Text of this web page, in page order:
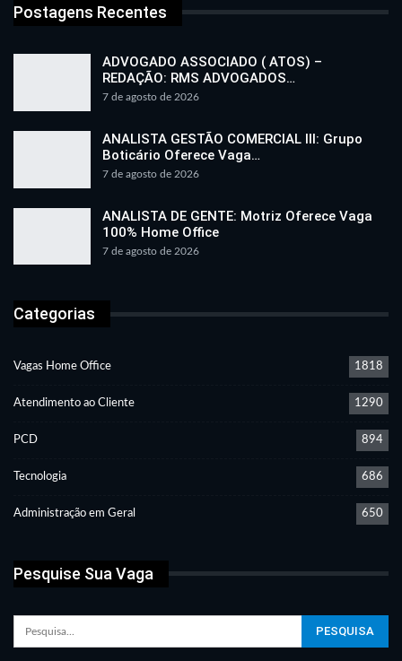
Postagens Recentes
ADVOGADO ASSOCIADO ( ATOS) –
REDAÇÃO: RMS ADVOGADOS…
7 de agosto de 2026
ANALISTA GESTÃO COMERCIAL III: Grupo
Boticário Oferece Vaga…
7 de agosto de 2026
ANALISTA DE GENTE: Motriz Oferece Vaga
100% Home Office
7 de agosto de 2026
Categorias
Vagas Home Office 1818
Atendimento ao Cliente 1290
PCD 894
Tecnologia 686
Administração em Geral 650
Pesquise Sua Vaga